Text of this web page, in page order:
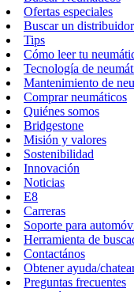
Ofertas especiales
Buscar un distribuidor
Tips
Cómo leer tu
Tecnología de
Mantenimiento de
Comprar neumáticos
Quiénes somos
Bridgestone
Misión y valores
Sostenibilidad
Innovación
Noticias
E8
Carreras
Soporte para
Herramienta de
Contactános
Obtener ayuda/
Preguntas frecuentes